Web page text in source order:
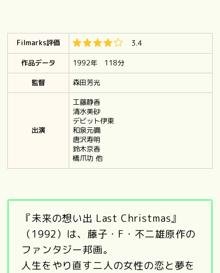
Filmarks評価
3.4
作品データ
1992年 118分
監督
森田芳光
出演
工藤静香
清水美砂
デビット伊東
和泉元彌
唐沢寿明
鈴木京香
橋爪功 他
『未来の想い出 Last Christmas』
（1992）は、藤子・F・不二雄原作の
ファンタジー邦画。
人生をやり直す二人の女性の恋と夢を